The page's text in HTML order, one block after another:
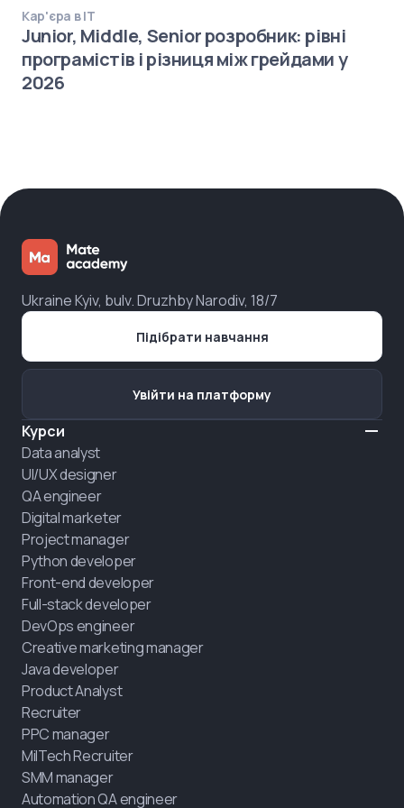
Кар'єра в IT
Junior, Middle, Senior розробник: рівні
програмістів і різниця між грейдами у
2026
Ukraine Kyiv, bulv. Druzhby Narodiv, 18/7
Курси
Data analyst
UI/UX designer
QA engineer
Digital marketer
Project manager
Python developer
Front-end developer
Full-stack developer
DevOps engineer
Creative marketing manager
Java developer
Product Analyst
Recruiter
PPC manager
MilTech Recruiter
SMM manager
Automation QA engineer
Підібрати навчання
Увійти на платформу